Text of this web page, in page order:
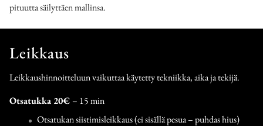
pituutta säilyttäen mallinsa.
Leikkaus
Leikkaushinnoitteluun vaikuttaa käytetty tekniikka, aika ja tekijä.
Otsatukka 20€– 15 min
Otsatukan siistimisleikkaus (ei sisällä pesua – puhdas hius)